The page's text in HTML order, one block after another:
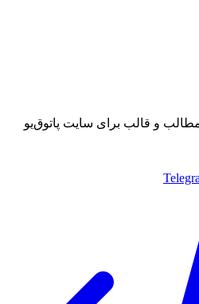
مطالب و قالب برای سایت پاتوق‌یو